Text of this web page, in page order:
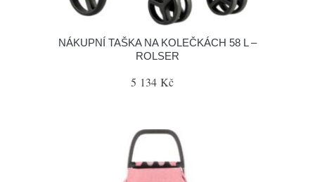
NÁKUPNÍ TAŠKA NA KOLEČKÁCH 58 L –
ROLSER
5 134 Kč